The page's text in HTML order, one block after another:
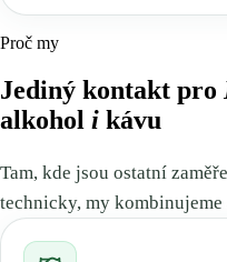
Proč my
Jediný kontakt pro
alkohol i kávu
Tam, kde jsou ostatní
technicky, my